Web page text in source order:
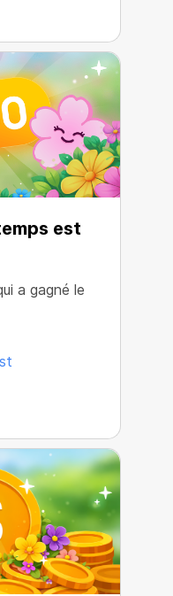
est
a gagné le